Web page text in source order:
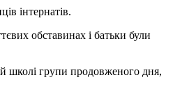
інтернатів.
обставинах і батьки були
школі групи продовженого дня,